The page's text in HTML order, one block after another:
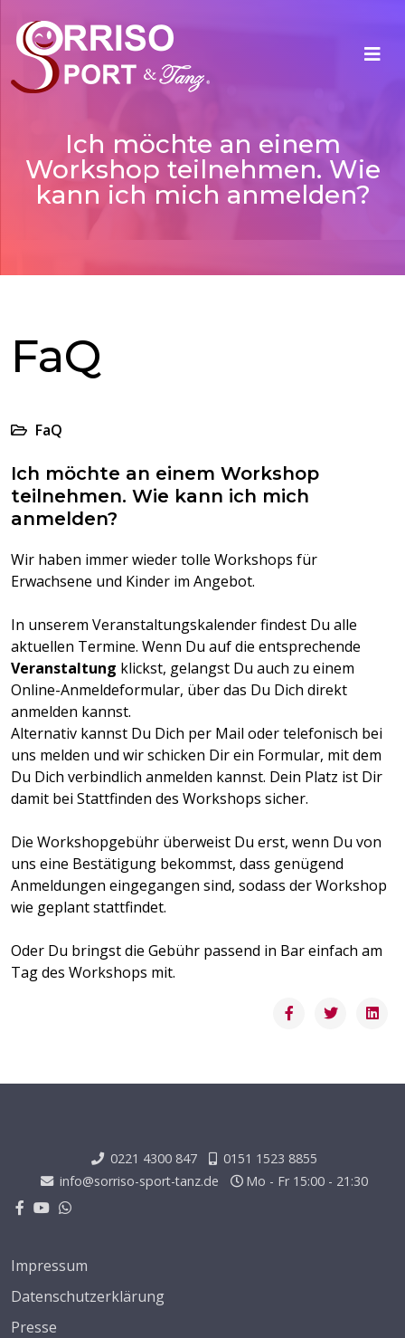
Ich möchte an einem
Workshop teilnehmen. Wie
kann ich mich anmelden?
FaQ
FaQ
Ich möchte an einem Workshop
teilnehmen. Wie kann ich mich
anmelden?
Wir haben immer wieder tolle Workshops für
Erwachsene und Kinder im Angebot.
In unserem Veranstaltungskalender findest Du alle
aktuellen Termine. Wenn Du auf die entsprechende
Veranstaltung klickst, gelangst Du auch zu einem
Online-Anmeldeformular, über das Du Dich direkt
anmelden kannst.
Alternativ kannst Du Dich per Mail oder telefonisch bei
uns melden und wir schicken Dir ein Formular, mit dem
Du Dich verbindlich anmelden kannst. Dein Platz ist Dir
damit bei Stattfinden des Workshops sicher.
Die Workshopgebühr überweist Du erst, wenn Du von
uns eine Bestätigung bekommst, dass genügend
Anmeldungen eingegangen sind, sodass der Workshop
wie geplant stattfindet.
Oder Du bringst die Gebühr passend in Bar einfach am
Tag des Workshops mit.
0221 4300 847
0151 1523 8855
info@sorriso-sport-tanz.de
Mo - Fr 15:00 - 21:30
Impressum
Datenschutzerklärung
Presse